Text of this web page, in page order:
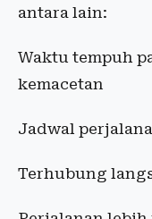
antara lain:
Waktu tempuh
kemacetan
Jadwal
Terhubung